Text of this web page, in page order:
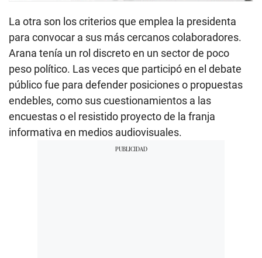
La otra son los criterios que emplea la presidenta
para convocar a sus más cercanos colaboradores.
Arana tenía un rol discreto en un sector de poco
peso político. Las veces que participó en el debate
público fue para defender posiciones o propuestas
endebles, como sus cuestionamientos a las
encuestas o el resistido proyecto de la franja
informativa en medios audiovisuales.